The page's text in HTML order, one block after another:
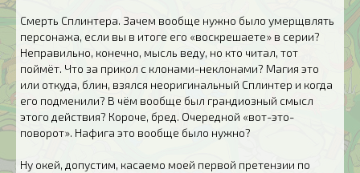
Смерть Сплинтера. Зачем вообще нужно было умерщвлять
персонажа, если вы в итоге его «воскрешаете» в серии?
Неправильно, конечно, мысль веду, но кто читал, тот
поймёт. Что за прикол с клонами-неклонами? Магия это
или откуда, блин, взялся неоригинальный Сплинтер и когда
его подменили? В чём вообще был грандиозный смысл
этого действия? Короче, бред. Очередной «вот-это-
поворот». Нафига это вообще было нужно?
Ну окей, допустим, касаемо моей первой претензии по